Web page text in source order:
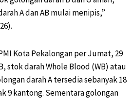
A dan AB mulai menipis,”
Kota Pekalongan per Jumat, 29
stok darah Whole Blood (WB) atau
darah A tersedia sebanyak 18
9 kantong. Sementara golongan